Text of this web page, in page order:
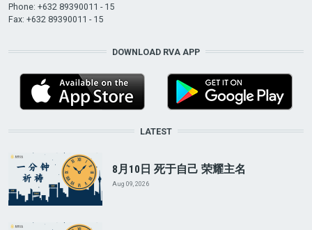
Phone: +632 89390011 - 15
Fax: +632 89390011 - 15
DOWNLOAD RVA APP
LATEST
8月10日 死于自己 荣耀主名
Aug 09, 2026